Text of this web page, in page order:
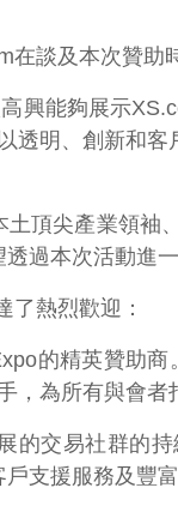
談及本次贊助
興能夠展示
透明、創新和
頂尖產業領
過本次活動進
了熱烈歡迎：
的精英贊助
，為所有與會者
交易社群的
支援服務及豐